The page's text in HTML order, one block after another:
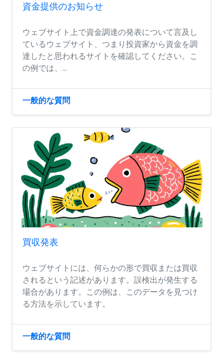
資金提供のお知らせ
ウェブサイト上で資金調達の発表について言及し
ているウェブサイト、つまり投資家から資金を調
達したと思われるサイトを確認してください。こ
の例では、...
一般的な質問
買収発表
ウェブサイトには、何らかの形で買収または買収
されるという記述があります。誤検出が発生する
場合があります。この例は、このデータを見つけ
る方法を示しています。
一般的な質問